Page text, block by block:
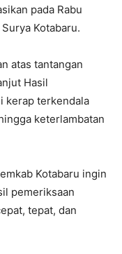
pada Rabu
Kotabaru.
atas tantangan
Hasil
kerap terkendala
keterlambatan
Kotabaru ingin
pemeriksaan
tepat, dan